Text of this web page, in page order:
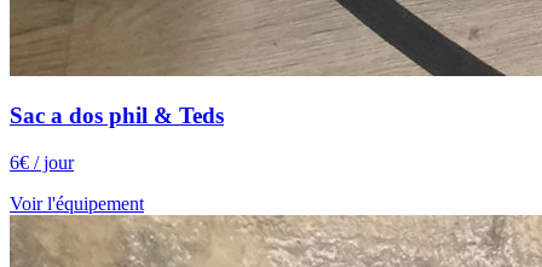
Sac a dos phil & Teds
6€ / jour
Voir l'équipement